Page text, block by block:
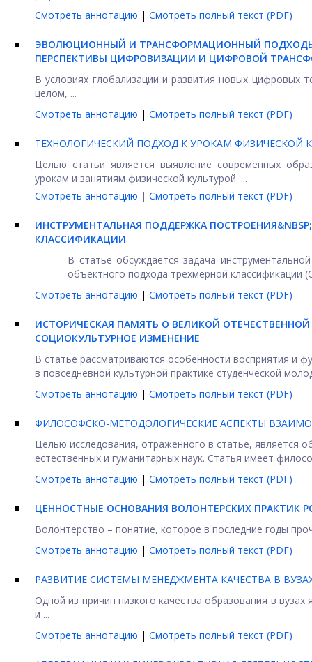
Смотреть аннотацию | Смотреть полный текст (PDF)
ЭВОЛЮЦИОННЫЙ И ТРАНСФОРМАЦИОННЫЙ
ПЕРСПЕКТИВЫ ЦИФРОВИЗАЦИИ И ЦИФРОВОЙ
В условиях глобализации и развития новых цифровых
целом, ...
Смотреть аннотацию | Смотреть полный текст (PDF)
ТЕХНОЛОГИЧЕСКИЙ ПОДХОД К УРОКАМ ФИЗИЧЕСКОЙ
Целью статьи является выявление современных
урокам и занятиям физической культурой. ...
Смотреть аннотацию | Смотреть полный текст (PDF)
ИНСТРУМЕНТАЛЬНАЯ ПОДДЕРЖКА
КЛАССИФИКАЦИИ
В статье обсуждается задача
объектного подхода трехмерной классификации
Смотреть аннотацию | Смотреть полный текст (PDF)
ИСТОРИЧЕСКАЯ ПАМЯТЬ О ВЕЛИКОЙ ОТЕЧЕСТВЕННОЙ
СОЦИОКУЛЬТУРНОЕ ИЗМЕНЕНИЕ
В статье рассматриваются особенности восприятия и
в повседневной культурной практике студенческой
Смотреть аннотацию | Смотреть полный текст (PDF)
ФИЛОСОФСКО-МЕТОДОЛОГИЧЕСКИЕ АСПЕКТЫ
Целью исследования, отраженного в статье, является
естественных и гуманитарных наук. Статья имеет
Смотреть аннотацию | Смотреть полный текст (PDF)
ЦЕННОСТНЫЕ ОСНОВАНИЯ ВОЛОНТЕРСКИХ ПРАКТИК
Волонтерство – понятие, которое в последние годы
Смотреть аннотацию | Смотреть полный текст (PDF)
РАЗВИТИЕ СИСТЕМЫ МЕНЕДЖМЕНТА КАЧЕСТВА В
Одной из причин низкого качества образования в
и ...
Смотреть аннотацию | Смотреть полный текст (PDF)